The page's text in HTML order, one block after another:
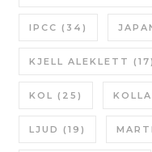
IPCC (34)
KJELL ALEKLETT (17)
KOL (25)
LJUD (19)